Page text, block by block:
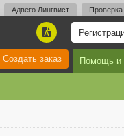
Адвего Лингвист
A
Помощь и
Создать заказ